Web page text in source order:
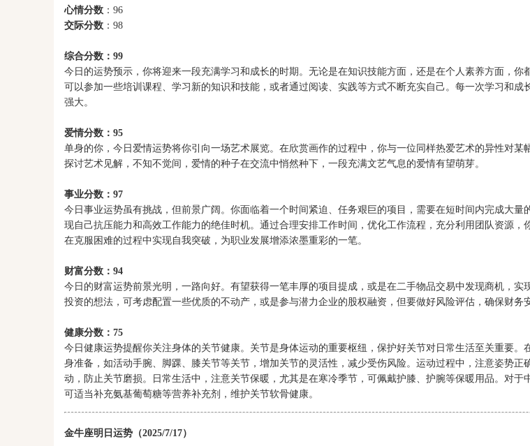
心情分数 ：96
交际分数 ：98
综合分数：99
今日的运势预示，你将迎来一段充满学习和成长的时期。无论是在知识技能方面，还是在个人素养方面，你
可以参加一些培训课程、学习新的知识和技能，或者通过阅读、实践等方式不断充实自己。每一次学习和成
强大。
爱情分数：95
单身的你，今日爱情运势将你引向一场艺术展览。在欣赏画作的过程中，你与一位同样热爱艺术的异性对某
探讨艺术见解，不知不觉间，爱情的种子在交流中悄然种下，一段充满文艺气息的爱情有望萌芽。
事业分数：97
今日事业运势虽有挑战，但前景广阔。你面临着一个时间紧迫、任务艰巨的项目，需要在短时间内完成大量
现自己抗压能力和高效工作能力的绝佳时机。通过合理安排工作时间，优化工作流程，充分利用团队资源，
在克服困难的过程中实现自我突破，为职业发展增添浓墨重彩的一笔。
财富分数：94
今日的财富运势前景光明，一路向好。有望获得一笔丰厚的项目提成，或是在二手物品交易中发现商机，实
投资的想法，可考虑配置一些优质的不动产，或是参与潜力企业的股权融资，但要做好风险评估，确保财务
健康分数：75
今日健康运势提醒你关注身体的关节健康。关节是身体运动的重要枢纽，保护好关节对日常生活至关重要。
身准备，如活动手腕、脚踝、膝关节等关节，增加关节的灵活性，减少受伤风险。运动过程中，注意姿势正
动，防止关节磨损。日常生活中，注意关节保暖，尤其是在寒冷季节，可佩戴护膝、护腕等保暖用品。对于
可适当补充氨基葡萄糖等营养补充剂，维护关节软骨健康。
金牛座明日运势（2025/7/17）